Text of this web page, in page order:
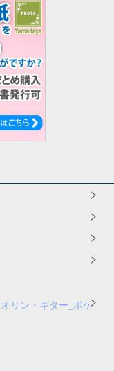
リン・ギター_ポケ